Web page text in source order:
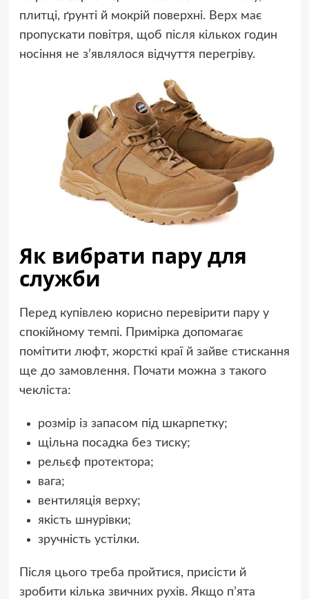
плитці, ґрунті й мокрій поверхні. Верх має
пропускати повітря, щоб після кількох годин
носіння не з’являлося відчуття перегріву.
Як вибрати пару для
служби
Перед купівлею корисно перевірити пару у
спокійному темпі. Примірка допомагає
помітити люфт, жорсткі краї й зайве стискання
ще до замовлення. Почати можна з такого
чекліста:
розмір із запасом під шкарпетку;
щільна посадка без тиску;
рельєф протектора;
вага;
вентиляція верху;
якість шнурівки;
зручність устілки.
Після цього треба пройтися, присісти й
зробити кілька звичних рухів. Якщо п’ята